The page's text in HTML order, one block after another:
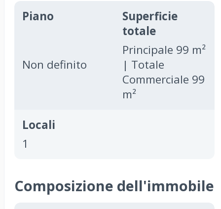
Piano
Non definito
Superficie
totale
Principale 99 m²
| Totale
Commerciale 99
m²
Locali
1
Composizione dell'immobile